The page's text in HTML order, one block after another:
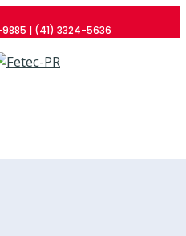
| (41) 3324-5636